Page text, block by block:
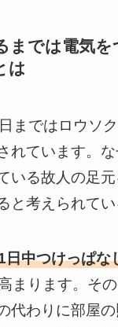
までは電気を
は
まではロウソ
れています。
いる故人の足
と考えられてい
日中つけっぱな
まります。そ
代わりに部屋